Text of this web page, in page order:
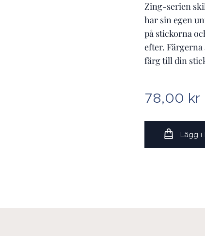
Zing-serien
har sin egen
på stickorna
efter.
färg till din
78,00 kr
Lägg i